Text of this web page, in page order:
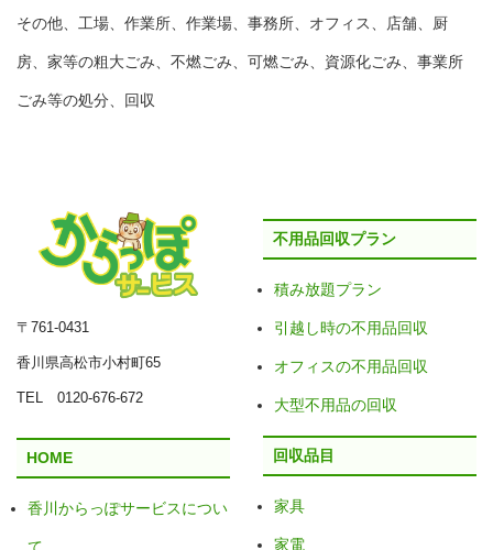
その他、工場、作業所、作業場、事務所、オフィス、店舗、厨
房、家等の粗大ごみ、不燃ごみ、可燃ごみ、資源化ごみ、事業所
ごみ等の処分、回収
〒761-0431
香川県高松市小村町65
TEL 0120-676-672
HOME
香川からっぽサービスについ
不用品回収プラン
積み放題プラン
引越し時の不用品回収
オフィスの不用品回収
大型不用品の回収
回収品目
家具
家電